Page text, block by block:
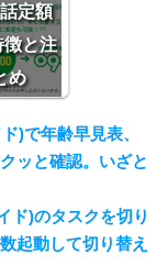
定額
徴と注
め
)で年齢早見表、
ッと確認。いざと
)のタスクを切り
起動して切り替え